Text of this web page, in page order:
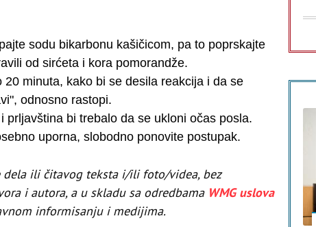
sodu bikarbonu kašičicom, pa to poprskajte
od sirćeta i kora pomorandže.
20 minuta, kako bi se desila reakcija i da se
odnosno rastopi.
prljavština bi trebalo da se ukloni očas posla.
uporna, slobodno ponovite postupak.
dela ili čitavog teksta i/ili foto/videa, bez
i autora, a u skladu sa odredbama WMG uslova
informisanju i medijima.